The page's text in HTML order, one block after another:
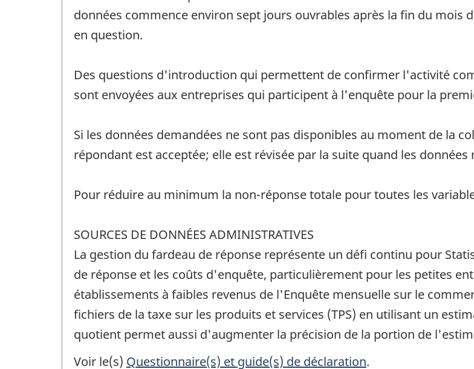
données commence environ sept jours ouvrables après la fin du mois
en question.
Des questions d'introduction qui permettent de confirmer l'activité
sont envoyées aux entreprises qui participent à l'enquête pour la
Si les données demandées ne sont pas disponibles au moment de la
répondant est acceptée; elle est révisée par la suite quand les
Pour réduire au minimum la non-réponse totale pour toutes les
SOURCES DE DONNÉES ADMINISTRATIVES
La gestion du fardeau de réponse représente un défi continu pour
de réponse et les coûts d'enquête, particulièrement pour les petites
établissements à faibles revenus de l'Enquête mensuelle sur le
fichiers de la taxe sur les produits et services (TPS) en utilisant un
quotient permet aussi d'augmenter la précision de la portion de
Voir le(s) Questionnaire(s) et guide(s) de déclaration.